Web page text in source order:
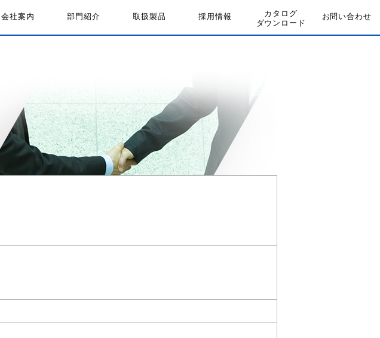
COMPANY
会社案内 SECTION
部門紹介 PRODUCT
取扱製品 RECRUIT
採用情報
CATALOG
DOWNLOAD
カタログ
ダウンロード
CONTACT
お問い合わせ